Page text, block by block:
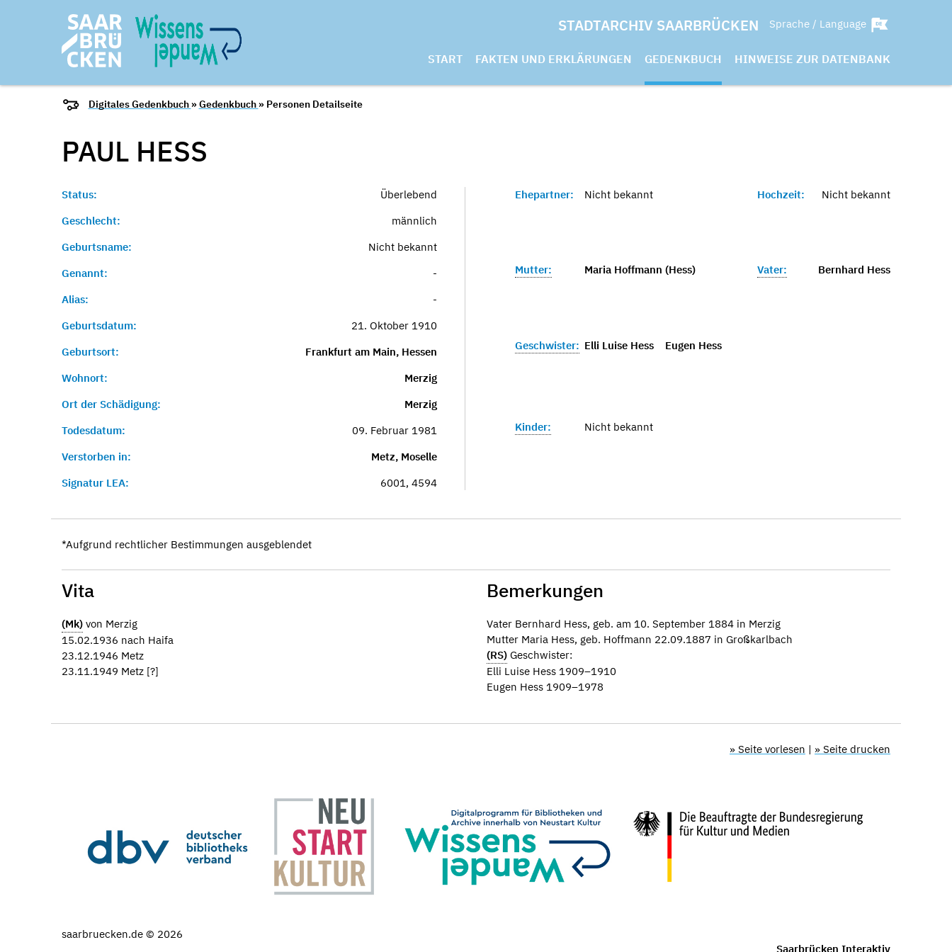
STADTARCHIV SAARBRÜCKEN Sprache / Language
START FAKTEN UND ERKLÄRUNGEN GEDENKBUCH HINWEISE ZUR DATENBANK
Digitales Gedenkbuch »Gedenkbuch » Personen Detailseite
PAUL HESS
Status:
Überlebend
Geschlecht:
männlich
Geburtsname:
Nicht bekannt
Genannt:
-
Alias:
-
Geburtsdatum:
21. Oktober 1910
Geburtsort:
Frankfurt am Main, Hessen
Wohnort:
Merzig
Ort der Schädigung:
Merzig
Todesdatum:
09. Februar 1981
Verstorben in:
Metz, Moselle
Signatur LEA:
6001, 4594
Ehepartner: Nicht bekannt Hochzeit: Nicht bekannt
Mutter: Maria Hoffmann (Hess) Vater: Bernhard Hess
Geschwister: Elli Luise Hess Eugen Hess
Kinder: Nicht bekannt
*Aufgrund rechtlicher Bestimmungen ausgeblendet
Vita
(Mk) von Merzig
15.02.1936 nach Haifa
23.12.1946 Metz
23.11.1949 Metz [?]
Bemerkungen
Vater Bernhard Hess, geb. am 10. September 1884 in Merzig
Mutter Maria Hess, geb. Hoffmann 22.09.1887 in Großkarlbach
(RS) Geschwister:
Elli Luise Hess 1909–1910
Eugen Hess 1909–1978
» Seite vorlesen | » Seite drucken
saarbruecken.de © 2026
Saarbrücken Interaktiv